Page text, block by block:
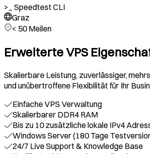
>_ Speedtest CLI
Graz
< 50 Meilen
Erweiterte VPS
Skalierbare Leistung, zuverlässiger,
und unübertroffene Flexibilität für Ihr
Einfache VPS Verwaltung
Skalierbarer DDR4 RAM
Bis zu 10 zusätzliche lokale IPv4
Windows Server (180 Tage
24/7 Live Support & Knowledge Base